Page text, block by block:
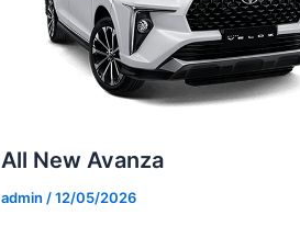
All New Avanza
admin /12/05/2026